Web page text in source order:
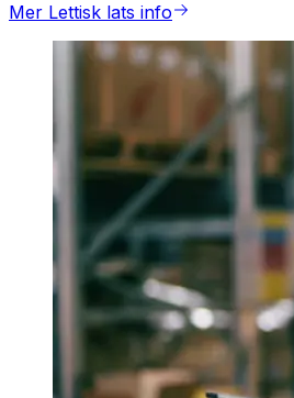
Mer Lettisk lats info